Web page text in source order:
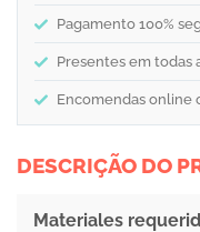
Pagamento 100%
Presentes em todas
Encomendas online
DESCRIÇÃO DO
Materiales